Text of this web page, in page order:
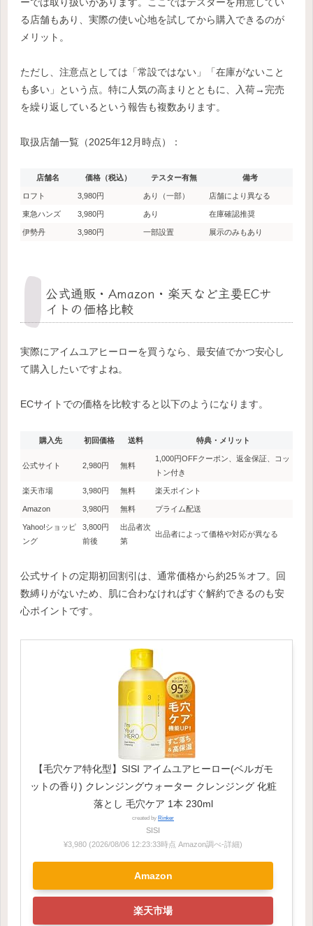
る店舗もあり、実際の使い心地を試してから購入できるのが
メリット。
ただし、注意点としては「常設ではない」「在庫がないこと
も多い」という点。特に人気の高まりとともに、入荷→完売
を繰り返しているという報告も複数あります。
取扱店舗一覧（2025年12月時点）：
店舗名 価格（税込） テスター有無 備考
ロフト 3,980円 あり（一部） 店舗により異なる
東急ハンズ 3,980円 あり 在庫確認推奨
伊勢丹 3,980円 一部設置 展示のみもあり
公式通販・Amazon・楽天など主要ECサ
イトの価格比較
実際にアイムユアヒーローを買うなら、最安値でかつ安心し
て購入したいですよね。
ECサイトでの価格を比較すると以下のようになります。
購入先 初回価格 送料 特典・メリット
公式サイト 2,980円 無料
1,000円OFFクーポン、返金保証、コッ
トン付き
楽天市場 3,980円 無料 楽天ポイント
Amazon 3,980円 無料 プライム配送
Yahoo!ショッピ
ング
3,800円
前後
出品者次
第
出品者によって価格や対応が異なる
公式サイトの定期初回割引は、通常価格から約25％オフ。回
数縛りがないため、肌に合わなければすぐ解約できるのも安
心ポイントです。
【毛穴ケア特化型】SISI アイムユアヒーロー(ベルガモ
ットの香り) クレンジングウォーター クレンジング 化粧
落とし 毛穴ケア 1本 230ml
created by Rinker
SISI
¥3,980 (2026/08/06 12:23:33時点 Amazon調べ-詳細)
Amazon
楽天市場